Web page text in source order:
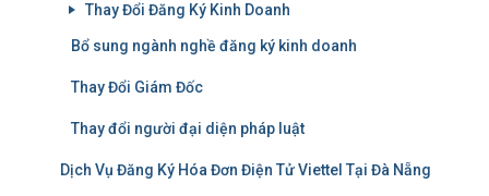
Thay Đổi Đăng Ký Kinh Doanh
Bổ sung ngành nghề đăng ký kinh doanh
Thay Đổi Giám Đốc
Thay đổi người đại diện pháp luật
Dịch Vụ Đăng Ký Hóa Đơn Điện Tử Viettel Tại Đà Nẵng